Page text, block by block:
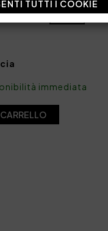
TUTTI I COOKIE
immediata